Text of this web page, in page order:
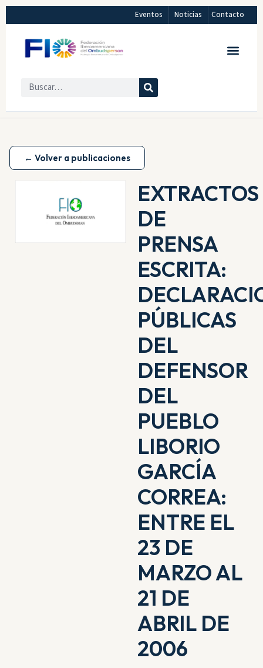
Eventos Noticias Contacto
← Volver a publicaciones
EXTRACTOS
DE
PRENSA
ESCRITA:
PÚBLICAS
DEL
DEFENSOR
DEL
PUEBLO
LIBORIO
GARCÍA
CORREA:
ENTRE EL
23 DE
MARZO AL
21 DE
ABRIL DE
2006